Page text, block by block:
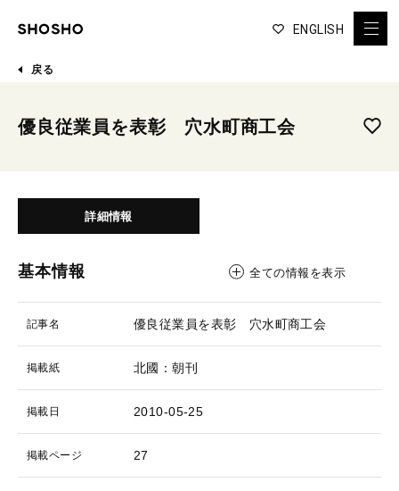
ENGLISH
戻る
優良従業員を表彰 穴水町商工会
詳細情報
基本情報 全ての情報を表示
記事名 優良従業員を表彰 穴水町商工会
掲載紙 北國：朝刊
掲載日 2010-05-25
掲載ページ 27